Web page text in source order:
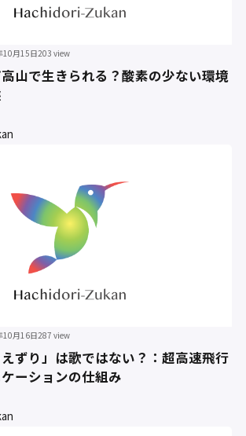
10月15日203 view
山で生きられる？酸素の少ない環境
10月16日287 view
ずり」は歌ではない？：超高速飛行
ーションの仕組み